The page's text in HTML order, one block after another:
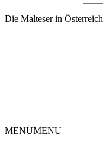
Die Malteser in Österreich
MENUMENU